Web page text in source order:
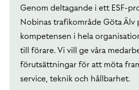
Genom deltagande i ett ESF-
Nobinas trafikområde Göta Älv
kompetensen i hela
till förare. Vi vill ge våra
förutsättningar för att möta
service, teknik och hållbarhet.